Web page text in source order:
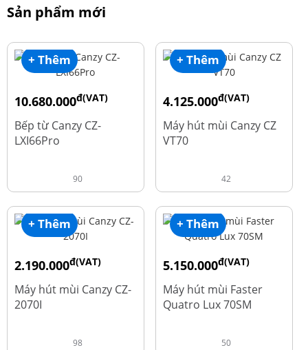
Sản phẩm mới
+ Thêm
10.680.000đ(VAT)
15.980.000
Bếp từ Canzy CZ-
LXI66Pro
90
+ Thêm
4.125.000đ(VAT)
8.500.000
Máy hút mùi Canzy CZ
VT70
42
+ Thêm
2.190.000đ(VAT)
4.450.000
Máy hút mùi Canzy CZ-
2070I
98
+ Thêm
5.150.000đ(VAT)
9.700.000
Máy hút mùi Faster
Quatro Lux 70SM
50